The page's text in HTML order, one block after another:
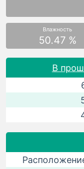
Влажность
50.47 %
В